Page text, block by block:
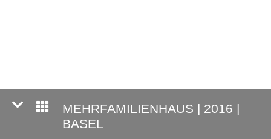
MEHRFAMILIENHAUS | 2016 |
BASEL